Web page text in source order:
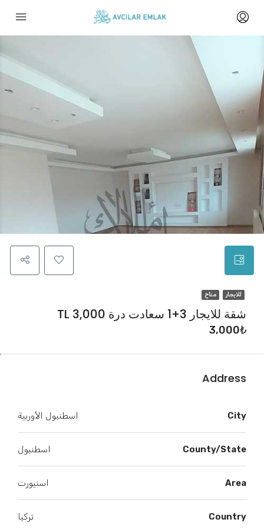
للايجار متاح
شقة للايجار 3+1 سعادت درة TL 3,000
3,000₺
Address
City اسطنبول الأوربية
County/State اسطنبول
Area اسنيورت
Country تركيا